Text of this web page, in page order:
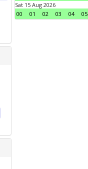
Sat 15 Aug 2026
00
01 02 03 04 05